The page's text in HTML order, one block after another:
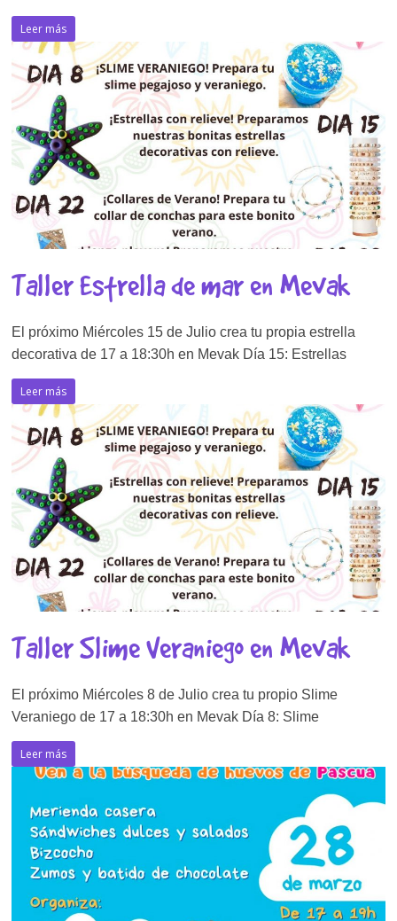
Leer más
Taller Estrella de mar en Mevak
El próximo Miércoles 15 de Julio crea tu propia estrella
decorativa de 17 a 18:30h en Mevak Día 15: Estrellas
Leer más
Taller Slime Veraniego en Mevak
El próximo Miércoles 8 de Julio crea tu propio Slime
Veraniego de 17 a 18:30h en Mevak Día 8: Slime
Leer más